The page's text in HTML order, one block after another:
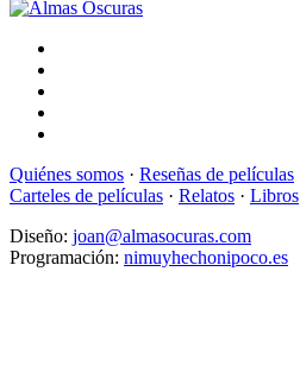
Quiénes somos · Reseñas de películas
Carteles de películas · Relatos · Libros
Diseño: joan@almasocuras.com
Programación: nimuyhechonipoco.es